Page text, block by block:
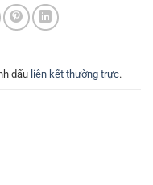
dấu liên kết thường trực.